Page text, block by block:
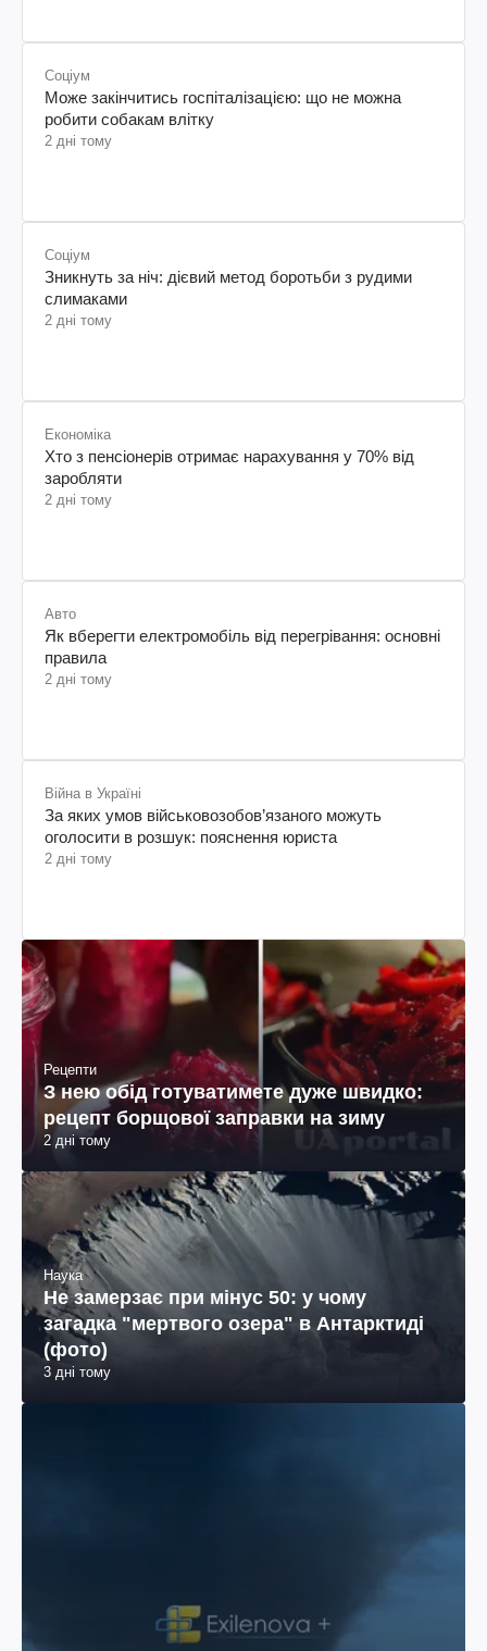
Соціум
Може закінчитись госпіталізацією: що не можна
робити собакам влітку
2 дні тому
Соціум
Зникнуть за ніч: дієвий метод боротьби з рудими
слимаками
2 дні тому
Економіка
Хто з пенсіонерів отримає нарахування у 70% від
заробляти
2 дні тому
Авто
Як вберегти електромобіль від перегрівання: основні
правила
2 дні тому
Війна в Україні
За яких умов військовозобов’язаного можуть
оголосити в розшук: пояснення юриста
2 дні тому
Рецепти
З нею обід готуватимете дуже швидко:
рецепт борщової заправки на зиму
2 дні тому
Наука
Не замерзає при мінус 50: у чому
загадка "мертвого озера" в Антарктиді
(фото)
3 дні тому